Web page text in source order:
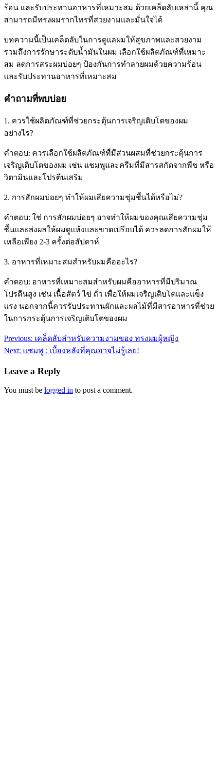
ร้อน และรับประทานอาหารที่เหมาะสม ด้วยเคล็ดลับเหล่านี้ คุณ
สามารถมีทรงผมรากไทรที่สวยงามและมั่นใจได้
บทความนี้เป็นเคล็ดลับในการดูแลผมให้สุขภาพและสวยงาม
รวมถึงการรักษาระดับน้ำมันในผม เลือกใช้ผลิตภัณฑ์ที่เหมาะ
สม ลดการสระผมบ่อยๆ ป้องกันการทำลายผมด้วยความร้อน
และรับประทานอาหารที่เหมาะสม
คำถามที่พบบ่อย
1. ควรใช้ผลิตภัณฑ์ที่ช่วยกระตุ้นการเจริญเติบโตของผม
อย่างไร?
คำตอบ: ควรเลือกใช้ผลิตภัณฑ์ที่มีส่วนผสมที่ช่วยกระตุ้นการ
เจริญเติบโตของผม เช่น แชมพูและครีมที่มีสารสกัดจากพืช หรือ
วิตามินและโปรตีนเสริม
2. การสักผมบ่อยๆ ทำให้ผมเสียความชุ่มชื้นได้หรือไม่?
คำตอบ: ใช่ การสักผมบ่อยๆ อาจทำให้ผมของคุณเสียความชุ่ม
ชื้นและส่งผลให้ผมดูแห้งและขาดเปรียบได้ ควรลดการสักผมให้
เหลือเพียง 2-3 ครั้งต่อสัปดาห์
3. อาหารที่เหมาะสมสำหรับผมคืออะไร?
คำตอบ: อาหารที่เหมาะสมสำหรับผมคืออาหารที่มีปริมาณ
โปรตีนสูง เช่น เนื้อสัตว์ ไข่ ถั่ว เพื่อให้ผมเจริญเติบโตและแข็ง
แรง นอกจากนี้ควรรับประทานผักและผลไม้ที่มีสารอาหารที่ช่วย
ในการกระตุ้นการเจริญเติบโตของผม
Previous: เคล็ดลับสำหรับความงามของ ทรงผมผู้หญิง
Next: แชมพู : เบื้องหลังที่คุณอาจไม่รู้เลย!
Leave a Reply
You must be logged in to post a comment.